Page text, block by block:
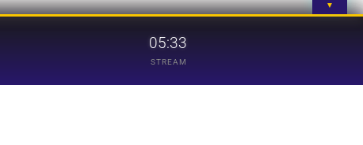
▼
05:33
STREAM